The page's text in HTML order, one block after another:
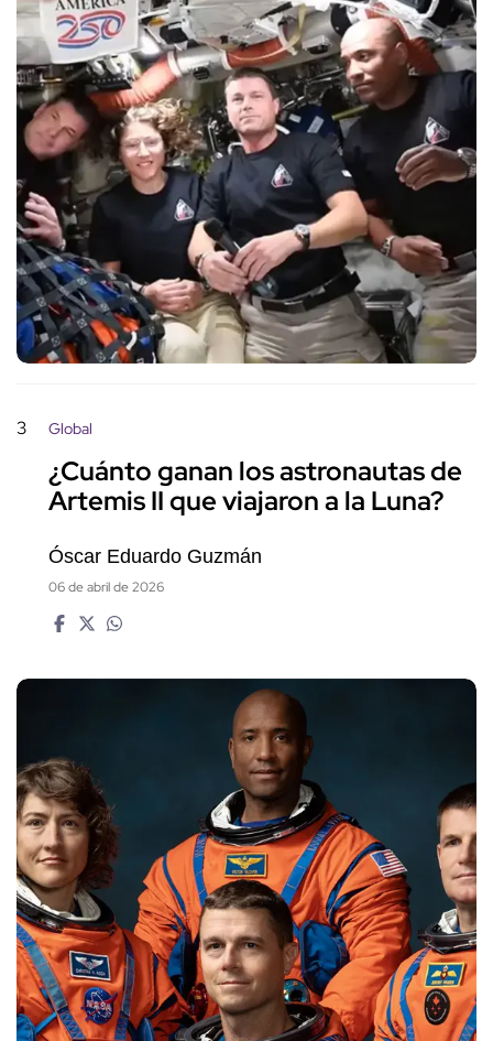
3 Global
¿Cuánto ganan los astronautas de
Artemis II que viajaron a la Luna?
Óscar Eduardo Guzmán
06 de abril de 2026